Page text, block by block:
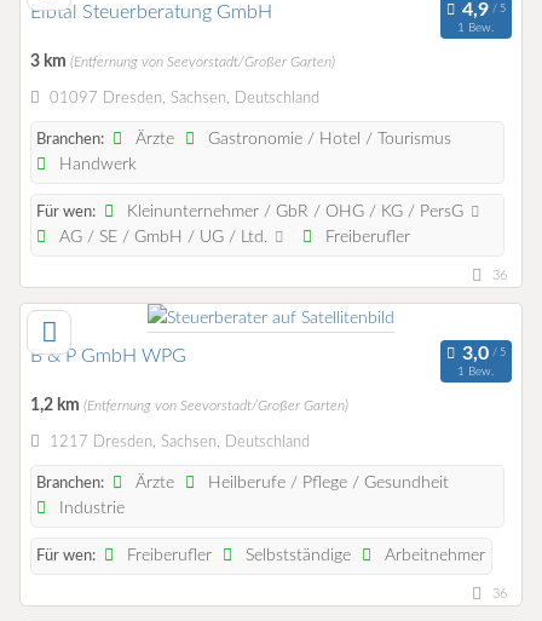
Elbtal Steuerberatung GmbH
1 Bew.
3 km (Entfernung von Seevorstadt/Großer Garten)
01097 Dresden, Sachsen, Deutschland
Branchen: Ärzte
Gastronomie / Hotel / Tourismus
Handwerk
Für wen:
Kleinunternehmer / GbR / OHG / KG / PersG
AG / SE / GmbH / UG / Ltd.
Freiberufler
36
B & P GmbH WPG
1 Bew.
1,2 km (Entfernung von Seevorstadt/Großer Garten)
1217 Dresden, Sachsen, Deutschland
Branchen: Ärzte
Heilberufe / Pflege / Gesundheit
Industrie
Für wen: Freiberufler Selbstständige Arbeitnehmer
36